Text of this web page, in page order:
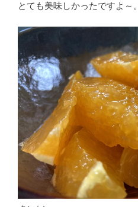
とても美味しかったですよ～。